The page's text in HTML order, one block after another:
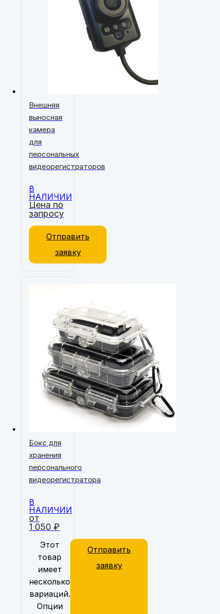
Цена по
запросу
Внешняя
выносная
камера
для
персональных
видеорегистраторов
В
НАЛИЧИИ
Отправить
заявку
от
1 050 ₽
Бокс для
хранения
персонального
видеорегистратора
В
НАЛИЧИИ
Этот
товар
имеет
несколько
вариаций.
Опции
Отправить
заявку